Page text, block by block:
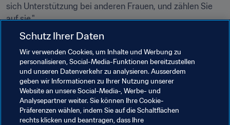
sich Unterstützung bei anderen Frauen, und zählen Sie
auf sie."
Das IWF, das 1974 in den USA von Elinor "Elly"
Guggenheimer, der Präsidentin der Planungskommission
von New York, gegründet wurde, vernetzt erfolgreiche
Frauen verschiedenster Bereiche, bietet ihnen ein Forum
zum Ideen- und Erfahrungsaustausch und fördert global
und lokal weibliche Führungskräfte. Weltweit zählt es
über 7000 Mitglieder.
Schutz Ihrer Daten
Wir verwenden Cookies, um Inhalte und Werbung zu
personalisieren, Social-Media-Funktionen bereitzustellen
und unseren Datenverkehr zu analysieren. Ausserdem
geben wir Informationen zu Ihrer Nutzung unserer
Website an unsere Social-Media-, Werbe- und
Analysepartner weiter. Sie können Ihre Cookie-
Präferenzen wählen, indem Sie auf die Schaltflächen
rechts klicken und beantragen, dass Ihre